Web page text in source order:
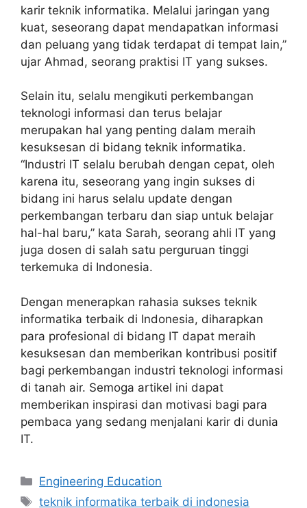
karir teknik informatika. Melalui jaringan yang
kuat, seseorang dapat mendapatkan informasi
dan peluang yang tidak terdapat di tempat lain,”
ujar Ahmad, seorang praktisi IT yang sukses.
Selain itu, selalu mengikuti perkembangan
teknologi informasi dan terus belajar
merupakan hal yang penting dalam meraih
kesuksesan di bidang teknik informatika.
“Industri IT selalu berubah dengan cepat, oleh
karena itu, seseorang yang ingin sukses di
bidang ini harus selalu update dengan
perkembangan terbaru dan siap untuk belajar
hal-hal baru,” kata Sarah, seorang ahli IT yang
juga dosen di salah satu perguruan tinggi
terkemuka di Indonesia.
Dengan menerapkan rahasia sukses teknik
informatika terbaik di Indonesia, diharapkan
para profesional di bidang IT dapat meraih
kesuksesan dan memberikan kontribusi positif
bagi perkembangan industri teknologi informasi
di tanah air. Semoga artikel ini dapat
memberikan inspirasi dan motivasi bagi para
pembaca yang sedang menjalani karir di dunia
IT.
Kategori
Engineering Education
Tag
teknik informatika terbaik di indonesia